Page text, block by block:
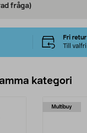
fråga)
Fri retur
Till
kategori
Multibuy